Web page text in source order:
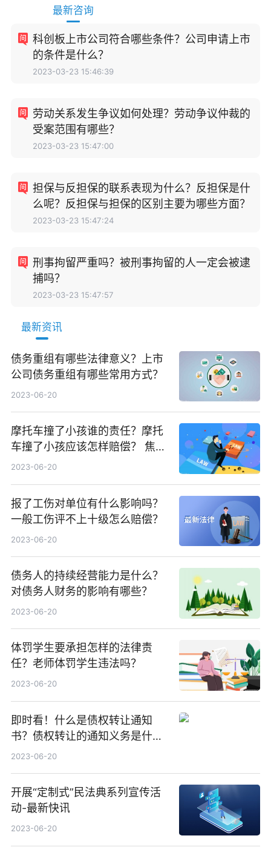
最新咨询
科创板上市公司符合哪些条件？公司申请上市
的条件是什么？
2023-03-23 15:46:39
劳动关系发生争议如何处理？劳动争议仲裁的
受案范围有哪些？
2023-03-23 15:47:00
担保与反担保的联系表现为什么？反担保是什
么呢？反担保与担保的区别主要为哪些方面？
2023-03-23 15:47:24
刑事拘留严重吗？被刑事拘留的人一定会被逮
捕吗？
2023-03-23 15:47:57
最新资讯
债务重组有哪些法律意义？上市
公司债务重组有哪些常用方式？
2023-06-20
摩托车撞了小孩谁的责任？摩托
车撞了小孩应该怎样赔偿？ 焦点
速读
2023-06-20
报了工伤对单位有什么影响吗？
一般工伤评不上十级怎么赔偿？
2023-06-20
债务人的持续经营能力是什么？
对债务人财务的影响有哪些？
2023-06-20
体罚学生要承担怎样的法律责
任？老师体罚学生违法吗？
2023-06-20
即时看！什么是债权转让通知
书？债权转让的通知义务是什
么？
2023-06-20
开展“定制式”民法典系列宣传活
动-最新快讯
2023-06-20